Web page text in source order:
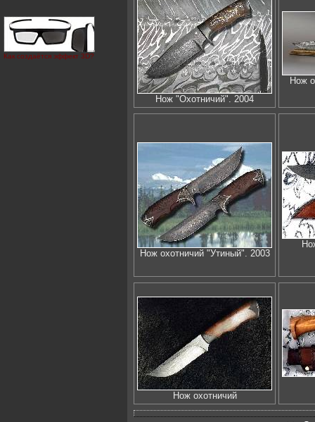
Как создаётся эффект 3D?
Нож "Охотничий". 2004
Нож
Нож охотничий "Утиный". 2003
Нож охотничий